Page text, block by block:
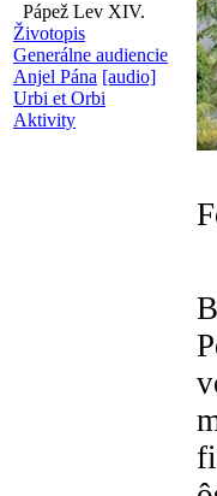
Pápež Lev XIV.
Životopis
Generálne audiencie
Anjel Pána [audio]
Urbi et Orbi
Aktivity